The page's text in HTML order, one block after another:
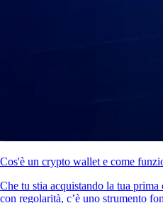
Solana continua a consolidare il
a livello globale, grazie a costanti
ecosistema in continua espansione.
come acquistare SOL in Italia in
consapevolezza.